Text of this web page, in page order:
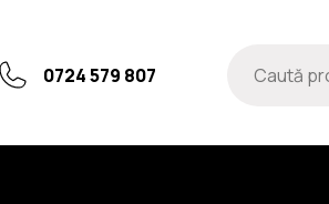
0724 579 807